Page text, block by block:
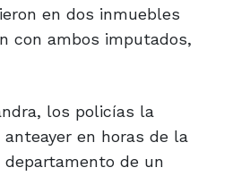
en dos inmuebles
con ambos imputados,
los policías la
en horas de la
de un